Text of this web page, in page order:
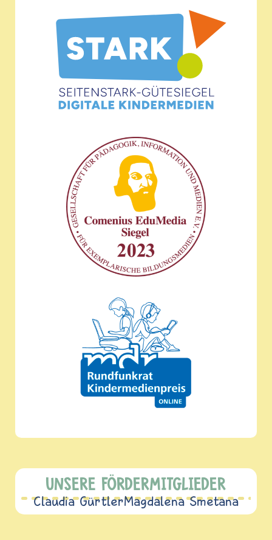
UNSERE FÖRDERMITGLIEDER
Claudia GürtlerMagdalena Smetana